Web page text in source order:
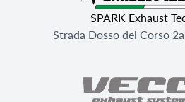
SPARK Exhaust
Strada Dosso del Corso